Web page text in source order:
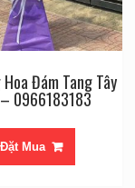
Đám Tang Tây
0966183183
Đặt Mua